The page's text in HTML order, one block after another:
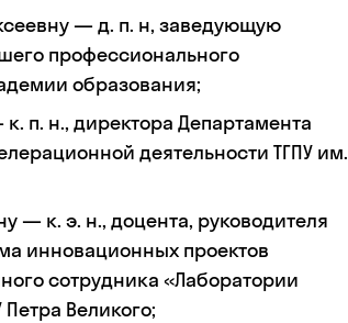
— д. п. н, заведующую
профессионального
образования;
п. н., директора Департамента
деятельности ТГПУ им.
— к. э. н., доцента, руководителя
инновационных проектов
сотрудника «Лаборатории
Великого;